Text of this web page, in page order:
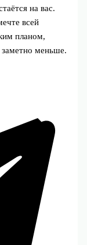
на вас.
всей
планом,
меньше.